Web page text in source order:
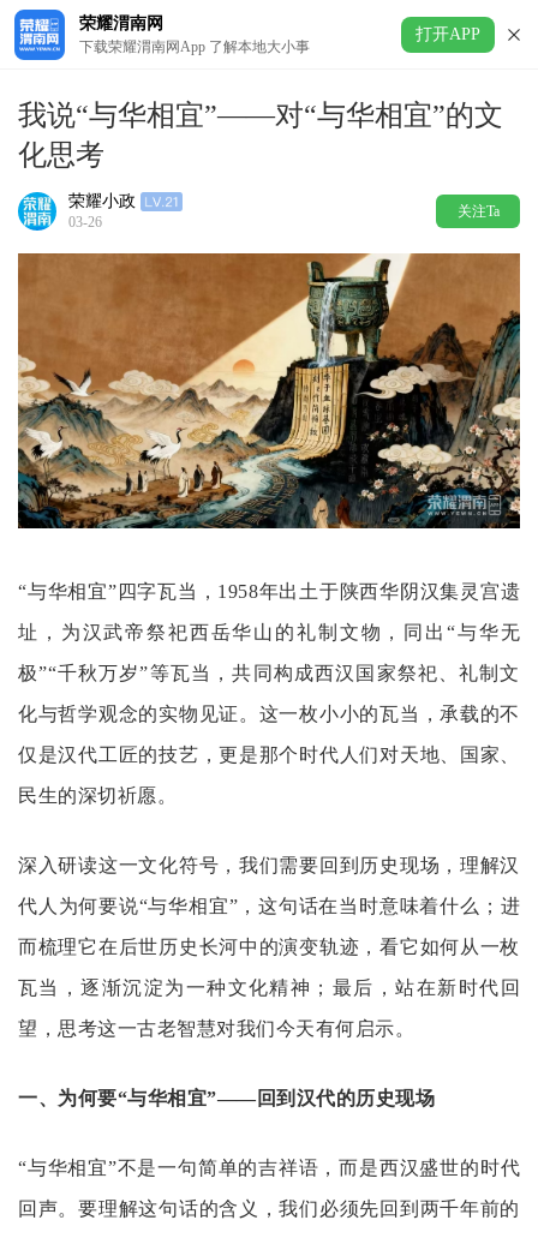
荣耀渭南网
下载荣耀渭南网App 了解本地大小事
打开APP
我说“与华相宜”——对“与华相宜”的文
化思考
荣耀小政
03-26
关注Ta
“与华相宜”四字瓦当，1958年出土于陕西华阴汉集灵宫遗
址，为汉武帝祭祀西岳华山的礼制文物，同出“与华无
极”“千秋万岁”等瓦当，共同构成西汉国家祭祀、礼制文
化与哲学观念的实物见证。这一枚小小的瓦当，承载的不
仅是汉代工匠的技艺，更是那个时代人们对天地、国家、
民生的深切祈愿。
深入研读这一文化符号，我们需要回到历史现场，理解汉
代人为何要说“与华相宜”，这句话在当时意味着什么；进
而梳理它在后世历史长河中的演变轨迹，看它如何从一枚
瓦当，逐渐沉淀为一种文化精神；最后，站在新时代回
望，思考这一古老智慧对我们今天有何启示。
一、为何要“与华相宜”——回到汉代的历史现场
“与华相宜”不是一句简单的吉祥语，而是西汉盛世的时代
回声。要理解这句话的含义，我们必须先回到两千年前的